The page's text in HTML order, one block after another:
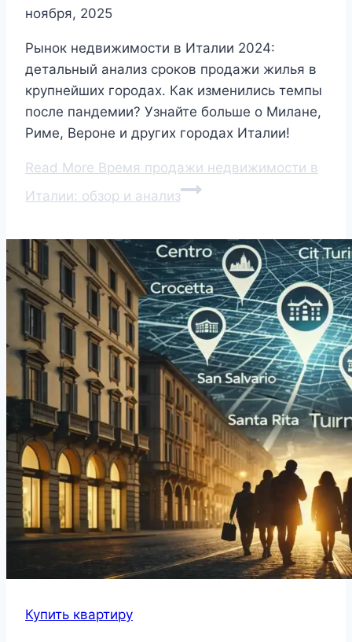
ноября, 2025
Рынок недвижимости в Италии 2024:
детальный анализ сроков продажи жилья в
крупнейших городах. Как изменились темпы
после пандемии? Узнайте больше о Милане,
Риме, Вероне и других городах Италии!
Read More Время продажи недвижимости в
Италии: обзор и анализ
Купить квартиру